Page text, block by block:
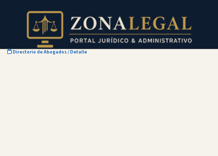
Directorio de Abogados/ Detalle